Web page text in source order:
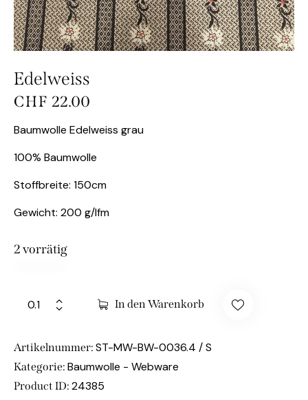
Edelweiss
CHF 22.00
Baumwolle Edelweiss grau
100% Baumwolle
Stoffbreite: 150cm
Gewicht: 200 g/lfm
2 vorrätig
In den Warenkorb
Artikelnummer: ST-MW-BW-0036.4 / S
Kategorie: Baumwolle - Webware
Product ID: 24385